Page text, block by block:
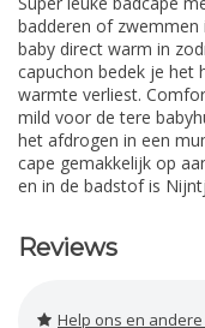
badderen of zwemmen
baby direct warm in
capuchon bedek je het
warmte verliest.
mild voor de tere
het afdrogen in een
cape gemakkelijk op
en in de badstof is
Reviews
Help ons en andere